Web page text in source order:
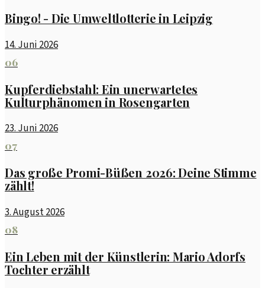
Bingo! - Die Umweltlotterie in Leipzig
14. Juni 2026
06
Kupferdiebstahl: Ein unerwartetes
Kulturphänomen in Rosengarten
23. Juni 2026
07
Das große Promi-Büßen 2026: Deine Stimme
zählt!
3. August 2026
08
Ein Leben mit der Künstlerin: Mario Adorfs
Tochter erzählt